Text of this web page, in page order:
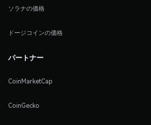
ソラナの価格
ドージコインの価格
パートナー
CoinMarketCap
CoinGecko